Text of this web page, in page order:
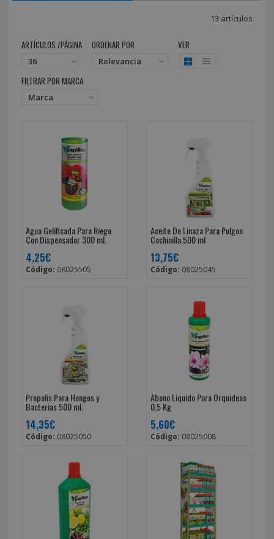
13 artículos
ARTÍCULOS /PÁGINA ORDENAR POR VER
FILTRAR POR MARCA
Agua Gelificada Para Riego
Con Dispensador 300 ml.
4,25€
Código: 08025505
Aceite De Linaza Para Pulgon
Cochinilla.500 ml
13,75€
Código: 08025045
Propolis Para Hongos y
Bacterias 500 ml.
14,35€
Código: 08025050
Abono Liquido Para Orquideas
0,5 Kg
5,60€
Código: 08025008